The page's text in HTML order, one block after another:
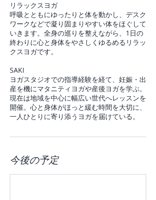
リラックスヨガ
呼吸とともにゆったりと体を動かし、デスク
ワークなどで凝り固まりやすい体をほぐして
いきます。全身の巡りを整えながら、1日の
終わりに心と身体をやさしくゆるめるリラッ
クスヨガです。
SAKI
ヨガスタジオでの指導経験を経て、妊娠・出
産を機にマタニティヨガや産後ヨガを学ぶ。
現在は地域を中心に幅広い世代へレッスンを
開催。心と身体がほっと緩む時間を大切に、
一人ひとりに寄り添うヨガを届けている。
今後の予定